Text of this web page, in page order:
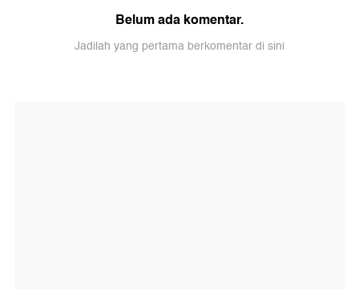
Belum ada komentar.
Jadilah yang pertama berkomentar di sini